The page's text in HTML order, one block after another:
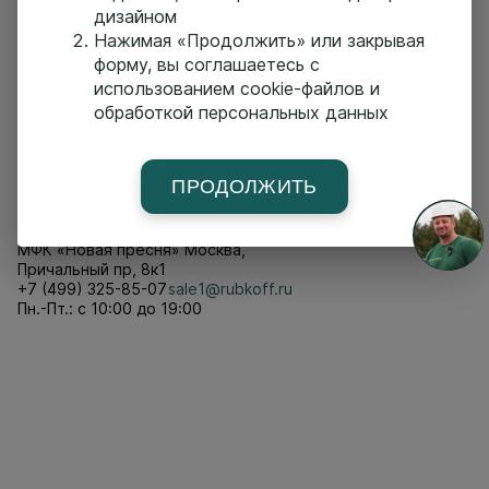
Поселки-партнеры
Мы в соц сетях
Дзен
МФК «Новая пресня» Москва,
Причальный пр, 8к1
+7 (499) 325-85-07sale1@rubkoff.ru
Пн.-Пт.: с 10:00 до 19:00
дизайном
Нажимая «Продолжить» или закрывая
форму, вы соглашаетесь с
использованием cookie-файлов и
обработкой персональных данных
ПРОДОЛЖИТЬ